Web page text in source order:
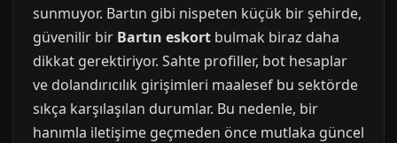
sunmuyor. Bartın gibi nispeten küçük bir şehirde,
güvenilir bir Bartın eskort bulmak biraz daha
dikkat gerektiriyor. Sahte profiller, bot hesaplar
ve dolandırıcılık girişimleri maalesef bu sektörde
sıkça karşılaşılan durumlar. Bu nedenle, bir
hanımla iletişime geçmeden önce mutlaka güncel